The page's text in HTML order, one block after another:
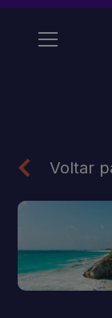
Voltar